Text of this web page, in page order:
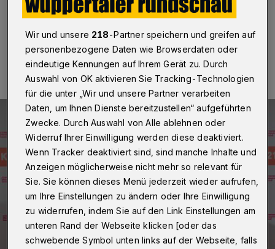
12.10.2021 , 07:00 Uhr 2 Minuten Lesezeit
Wir und unsere 218-Partner speichern und greifen auf
personenbezogene Daten wie Browserdaten oder
eindeutige Kennungen auf Ihrem Gerät zu. Durch
Auswahl von OK aktivieren Sie Tracking-Technologien
für die unter „Wir und unsere Partner verarbeiten
Daten, um Ihnen Dienste bereitzustellen“ aufgeführten
Zwecke. Durch Auswahl von Alle ablehnen oder
Widerruf Ihrer Einwilligung werden diese deaktiviert.
Wenn Tracker deaktiviert sind, sind manche Inhalte und
Anzeigen möglicherweise nicht mehr so relevant für
Sie. Sie können dieses Menü jederzeit wieder aufrufen,
um Ihre Einstellungen zu ändern oder Ihre Einwilligung
zu widerrufen, indem Sie auf den Link Einstellungen am
unteren Rand der Webseite klicken [oder das
schwebende Symbol unten links auf der Webseite, falls